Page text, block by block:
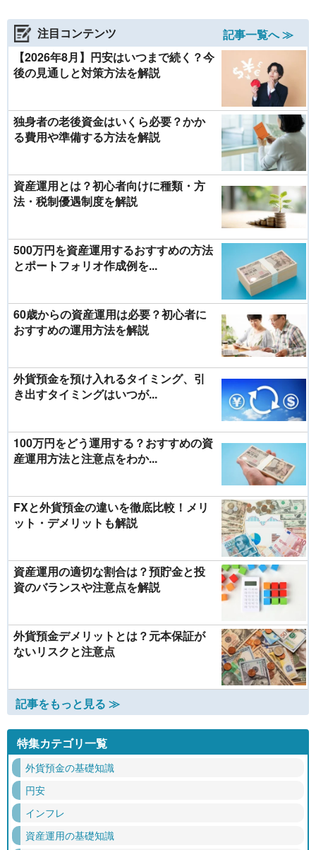
注目コンテンツ
記事一覧へ ≫
【2026年8月】円安はいつまで続く？今
後の見通しと対策方法を解説
独身者の老後資金はいくら必要？かか
る費用や準備する方法を解説
資産運用とは？初心者向けに種類・方
法・税制優遇制度を解説
500万円を資産運用するおすすめの方法
とポートフォリオ作成例を...
60歳からの資産運用は必要？初心者に
おすすめの運用方法を解説
外貨預金を預け入れるタイミング、引
き出すタイミングはいつが...
100万円をどう運用する？おすすめの資
産運用方法と注意点をわか...
FXと外貨預金の違いを徹底比較！メリ
ット・デメリットも解説
資産運用の適切な割合は？預貯金と投
資のバランスや注意点を解説
外貨預金デメリットとは？元本保証が
ないリスクと注意点
記事をもっと見る ≫
特集カテゴリ一覧
外貨預金の基礎知識
円安
インフレ
資産運用の基礎知識